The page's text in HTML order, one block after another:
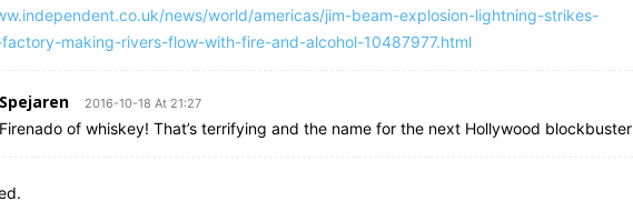
news/world/americas/jim-beam-explosion-lightning-strikes-
making-rivers-flow-with-fire-and-alcohol-10487977.html
Spejaren 2016-10-18 At 21:27
Firenado of whiskey! That’s terrifying and the name for the next Hollywood blockbuster